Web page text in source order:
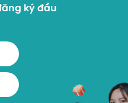
ký đầu